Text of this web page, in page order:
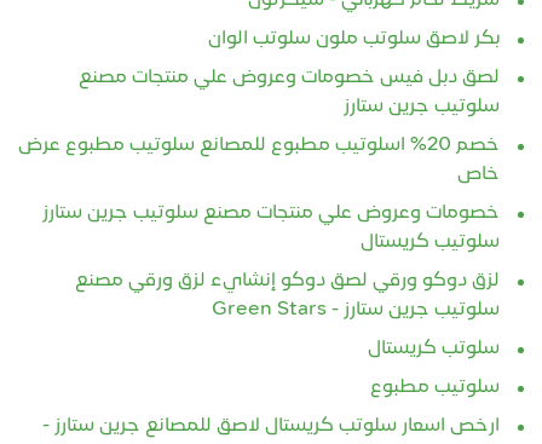
بكر لاصق سلوتب ملون سلوتب الوان
لصق دبل فيس خصومات وعروض علي منتجات مصنع
سلوتيب جرين ستارز
خصم 20% اسلوتيب مطبوع للمصانع سلوتيب مطبوع عرض
خاص
خصومات وعروض علي منتجات مصنع سلوتيب جرين ستارز
سلوتيب كريستال
لزق دوكو ورقي لصق دوكو إنشايء لزق ورقي مصنع
سلوتيب جرين ستارز - Green Stars
سلوتب كريستال
سلوتيب مطبوع
ارخص اسعار سلوتب كريستال لاصق للمصانع جرين ستارز -